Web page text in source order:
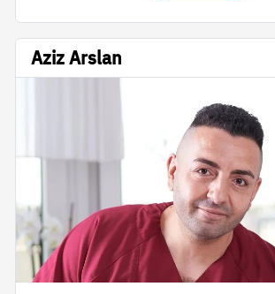
Aziz Arslan